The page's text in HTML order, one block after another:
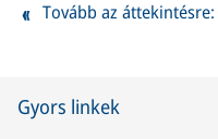
Tovább az áttekintésre:
Gyors linkek